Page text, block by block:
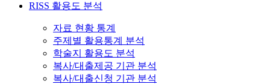
RISS 활용도 분석
자료 현황 통계
주제별 활용통계 분석
학술지 활용도 분석
복사/대출제공 기관 분석
복사/대출신청 기관 분석